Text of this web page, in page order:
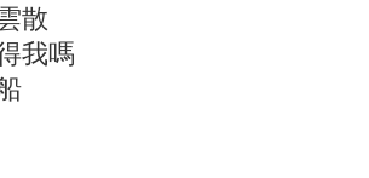
散
我嗎